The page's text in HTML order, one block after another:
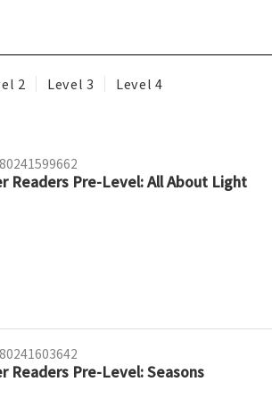
2 Level 3 Level 4
Readers Pre-Level: All About Light
Readers Pre-Level: Seasons